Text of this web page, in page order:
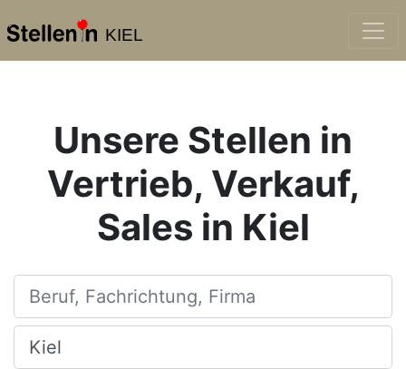
KIEL
Unsere Stellen in
Vertrieb, Verkauf,
Sales in Kiel
Beruf, Fachrichtung, Firma
Ort, Stadt